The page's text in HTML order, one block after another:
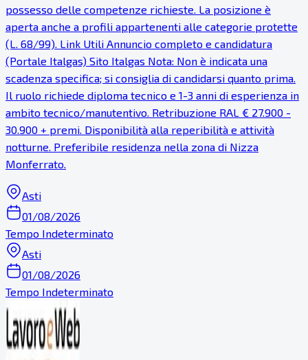
possesso delle competenze richieste. La posizione è
aperta anche a profili appartenenti alle categorie protette
(L. 68/99). Link Utili Annuncio completo e candidatura
(Portale Italgas) Sito Italgas Nota: Non è indicata una
scadenza specifica; si consiglia di candidarsi quanto prima.
Il ruolo richiede diploma tecnico e 1-3 anni di esperienza in
ambito tecnico/manutentivo. Retribuzione RAL € 27.900 -
30.900 + premi. Disponibilità alla reperibilità e attività
notturne. Preferibile residenza nella zona di Nizza
Monferrato.
Asti
01/08/2026
Tempo Indeterminato
Asti
01/08/2026
Tempo Indeterminato